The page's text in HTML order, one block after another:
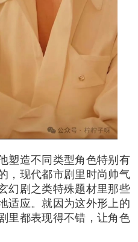
塑造不同类型角色特别有
，现代都市剧里时尚帅气
幻剧之类特殊题材里那些
适应。就因为这外形上的
里都表现得不错，让角色